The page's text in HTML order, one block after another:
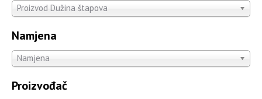
Proizvod Dužina štapova
Namjena
Namjena
Proizvođač